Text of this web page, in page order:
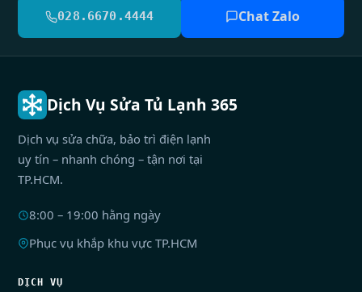
028.6670.4444 Chat Zalo
Dịch Vụ Sửa Tủ Lạnh 365
Dịch vụ sửa chữa, bảo trì điện lạnh
uy tín – nhanh chóng – tận nơi tại
TP.HCM.
8:00 – 19:00 hằng ngày
Phục vụ khắp khu vực TP.HCM
DỊCH VỤ